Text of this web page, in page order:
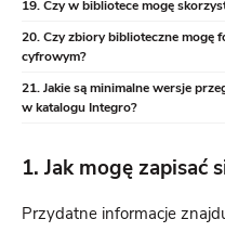
Czy w bibliotece mogę
Czy zbiory biblioteczne mogę
cyfrowym?
Jakie są minimalne wersje
w katalogu Integro?
1. Jak mogę zapisać
Przydatne informacje